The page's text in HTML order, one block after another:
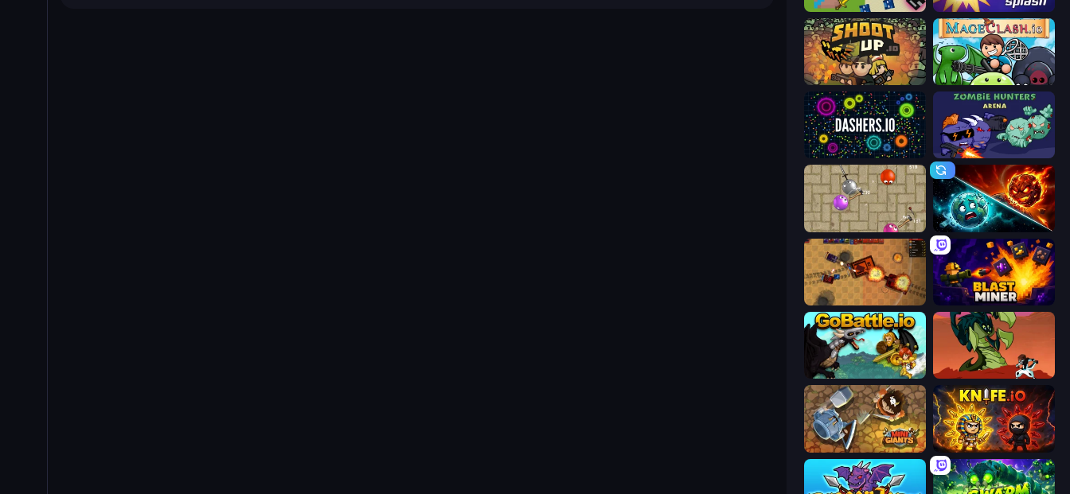
CrazySteve.io GEOsplash
Shootup.io Mageclash.io
Dashers.io Zombie Hunters Online
Balloons.io PlanetCrush 2
Tanko.io Blast Miner
GoBattle.io Monster Impact
MiniGiants.io Knife.io